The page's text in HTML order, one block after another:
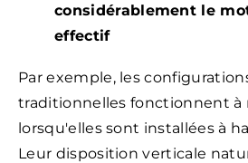
considérablement le
effectif
Par exemple, les
traditionnelles fonctionnent à
lorsqu'elles sont installées à
Leur disposition verticale